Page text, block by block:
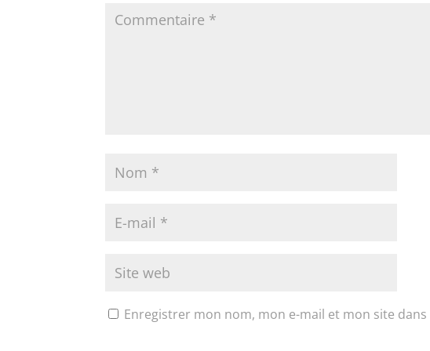
Enregistrer mon nom, mon e-mail et mon site